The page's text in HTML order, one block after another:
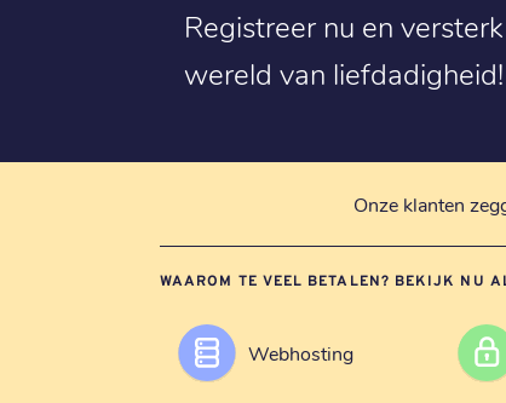
Registreer nu en
wereld van liefdadigheid!
Onze klanten
WAAROM TE VEEL BETALEN? BEKIJK NU
Webhosting